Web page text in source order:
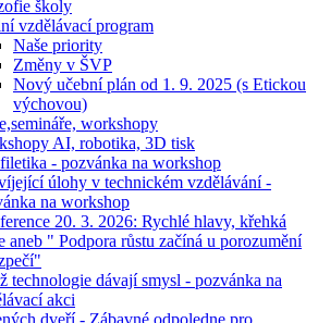
školy
vzdělávací program
Naše priority
Změny v ŠVP
Nový učební plán od 1. 9. 2025 (s Etickou
výchovou)
workshopy
AI, robotika, 3D tisk
- pozvánka na workshop
úlohy v technickém vzdělávání -
na workshop
20. 3. 2026: Rychlé hlavy, křehká
aneb " Podpora růstu začíná u porozumění
technologie dávají smysl - pozvánka na
akci
dveří - Zábavné odpoledne pro